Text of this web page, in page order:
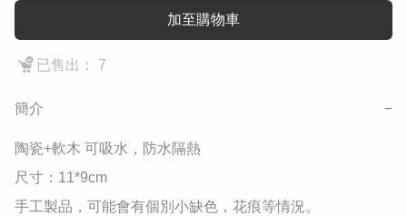
加至購物車
已售出： 7
簡介 −
陶瓷+軟木 可吸水，防水隔熱
尺寸：11*9cm
手工製品，可能會有個別小缺色，花痕等情況。